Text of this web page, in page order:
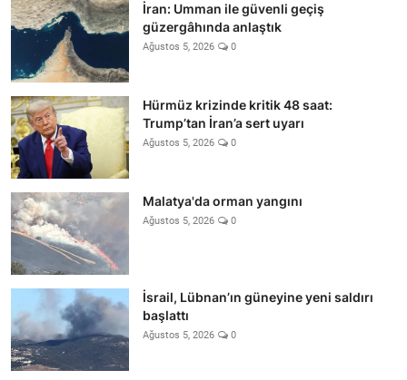
İran: Umman ile güvenli geçiş
güzergâhında anlaştık
Ağustos 5, 2026 0
Hürmüz krizinde kritik 48 saat:
Trump’tan İran’a sert uyarı
Ağustos 5, 2026 0
Malatya'da orman yangını
Ağustos 5, 2026 0
İsrail, Lübnan’ın güneyine yeni saldırı
başlattı
Ağustos 5, 2026 0